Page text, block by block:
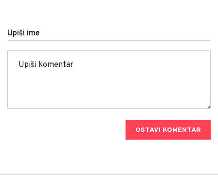
Upiši ime
OSTAVI KOMENTAR